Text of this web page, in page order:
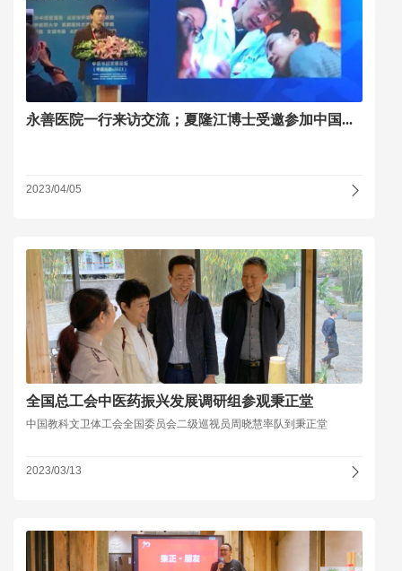
永善医院一行来访交流；夏隆江博士受邀参加中国...
2023/04/05
全国总工会中医药振兴发展调研组参观秉正堂
中国教科文卫体工会全国委员会二级巡视员周晓慧率队到秉正堂
2023/03/13